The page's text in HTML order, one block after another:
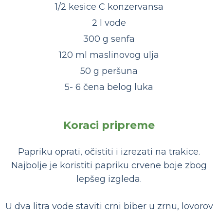
1/2 kesice C konzervansa
2 l vode
300 g senfa
120 ml maslinovog ulja
50 g peršuna
5- 6 čena belog luka
Koraci pripreme
Papriku oprati, očistiti i izrezati na trakice.
Najbolje je koristiti papriku crvene boje zbog
lepšeg izgleda.
U dva litra vode staviti crni biber u zrnu, lovorov